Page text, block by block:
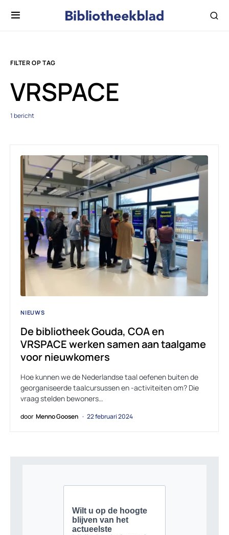
FILTER OP TAG
VRSPACE
1 bericht
NIEUWS
De bibliotheek Gouda, COA en
VRSPACE werken samen aan taalgame
voor nieuwkomers
Hoe kunnen we de Nederlandse taal oefenen buiten de
georganiseerde taalcursussen en -activiteiten om? Die
vraag stelden bewoners…
door Menno Goosen 22 februari 2024